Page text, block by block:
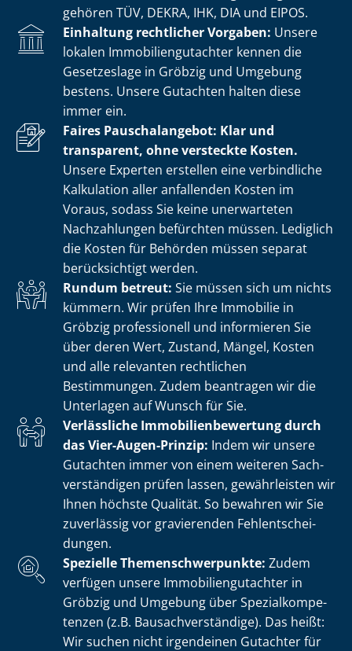
gehören TÜV, DEKRA, IHK, DIA und EIPOS.
Einhaltung rechtlicher Vorgaben: Unsere
lokalen Im­mo­bi­li­en­gut­ach­ter kennen die
Gesetzeslage in Gröbzig und Umgebung
bestens. Unsere Gutachten halten diese
immer ein.
Faires Pauschalangebot: Klar und
transparent, ohne versteckte Kosten.
Unsere Experten erstellen eine verbindliche
Kalkulation aller anfallenden Kosten im
Voraus, sodass Sie keine unerwarteten
Nachzahlungen befürchten müssen. Lediglich
die Kosten für Behörden müssen separat
berücksichtigt werden.
Rundum betreut: Sie müssen sich um nichts
kümmern. Wir prüfen Ihre Immobilie in
Gröbzig professionell und informieren Sie
über deren Wert, Zustand, Mängel, Kosten
und alle relevanten rechtlichen
Bestimmungen. Zudem beantragen wir die
Unterlagen auf Wunsch für Sie.
Verlässliche Im­mo­bi­li­en­be­wer­tung durch
das Vier-Augen-Prinzip: Indem wir unsere
Gutachten immer von einem weiteren Sach­
ver­stän­di­gen prüfen lassen, gewährleisten wir
Ihnen höchste Qualität. So bewahren wir Sie
zuverlässig vor gravierenden Fehl­ent­schei­
dun­gen.
Spezielle The­men­schwer­punk­te: Zudem
verfügen unsere Im­mo­bi­li­en­gut­ach­ter in
Gröbzig und Umgebung über Spe­zi­al­kom­pe­
ten­zen (z.B. Bau­sach­ver­stän­di­ge). Das heißt:
Wir suchen nicht irgendeinen Gutachter für